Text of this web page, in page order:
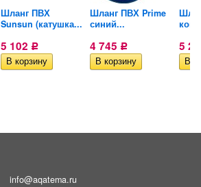
Шланг ПВХ
Sunsun (катушка...
5 102 Р
Шланг ПВХ Prime
синий...
4 745 Р 5
info@aqatema.ru